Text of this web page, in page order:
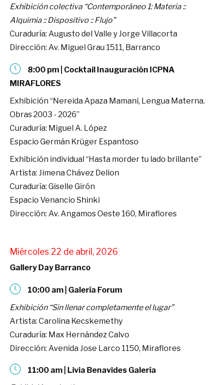
Exhibición colectiva “Contemporáneo 1: Materia ::
Alquimia :: Dispositivo :: Flujo”
Curaduría: Augusto del Valle y Jorge Villacorta
Dirección: Av. Miguel Grau 1511, Barranco
8:00 pm | Cocktail Inauguración ICPNA
MIRAFLORES
Exhibición “Nereida Apaza Mamani, Lengua Materna.
Obras 2003 - 2026”
Curaduría: Miguel A. López
Espacio Germán Krüger Espantoso
Exhibición individual “Hasta morder tu lado brillante”
Artista: Jimena Chávez Delion
Curaduría: Giselle Girón
Espacio Venancio Shinki
Dirección: Av. Angamos Oeste 160, Miraflores
Miércoles 22 de abril, 2026
Gallery Day Barranco
10:00 am | Galería Forum
Exhibición “Sin llenar completamente el lugar”
Artista: Carolina Kecskemethy
Curaduría: Max Hernández Calvo
Dirección: Avenida Jose Larco 1150, Miraflores
11:00 am | Livia Benavides Galería